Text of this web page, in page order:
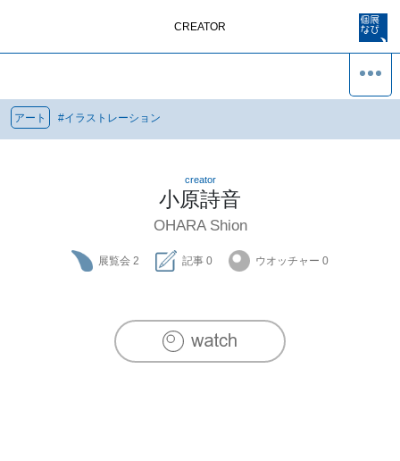
CREATOR
アート #イラストレーション
creator
小原詩音
OHARA Shion
展覧会 2 記事 0 ウオッチャー 0